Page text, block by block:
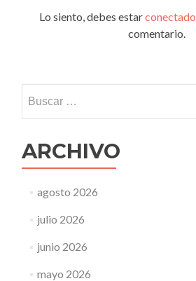
Lo siento, debes estarconectado
comentario.
ARCHIVO
agosto 2026
julio 2026
junio 2026
mayo 2026